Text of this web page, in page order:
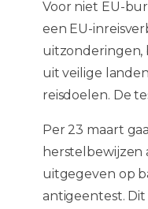
Voor niet EU-
een EU-
uitzonderingen,
uit veilige
reisdoelen. De
Per 23 maart
herstelbewijzen
uitgegeven op
antigeentest.